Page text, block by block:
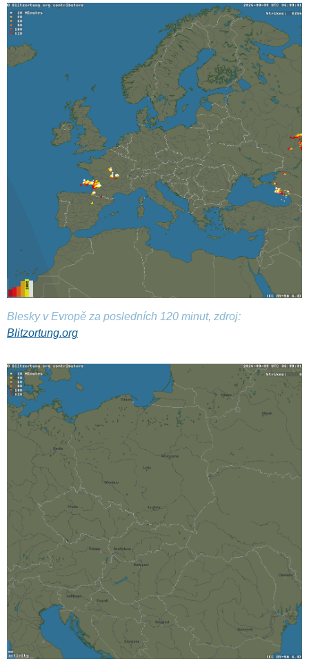
Blesky v Evropě za posledních 120 minut, zdroj:
Blitzortung.org